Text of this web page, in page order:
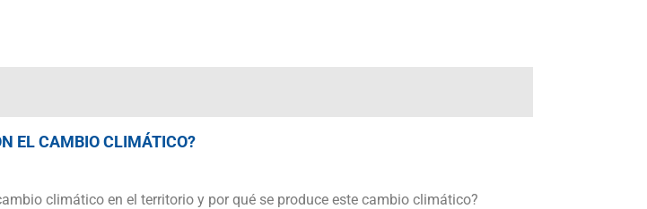
EL CAMBIO CLIMÁTICO?
climático en el territorio y por qué se produce este cambio climático?